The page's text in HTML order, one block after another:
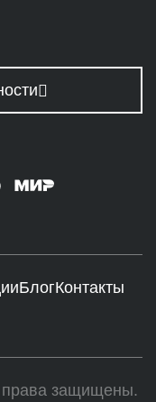
БлогКонтакты
защищены.